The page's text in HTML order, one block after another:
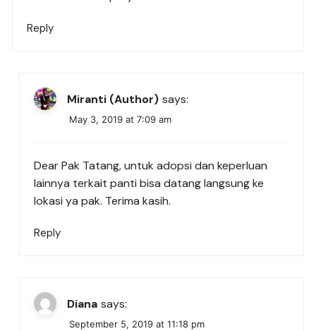
Reply
Miranti (Author) says:
May 3, 2019 at 7:09 am
Dear Pak Tatang, untuk adopsi dan keperluan
lainnya terkait panti bisa datang langsung ke
lokasi ya pak. Terima kasih.
Reply
Diana says:
September 5, 2019 at 11:18 pm